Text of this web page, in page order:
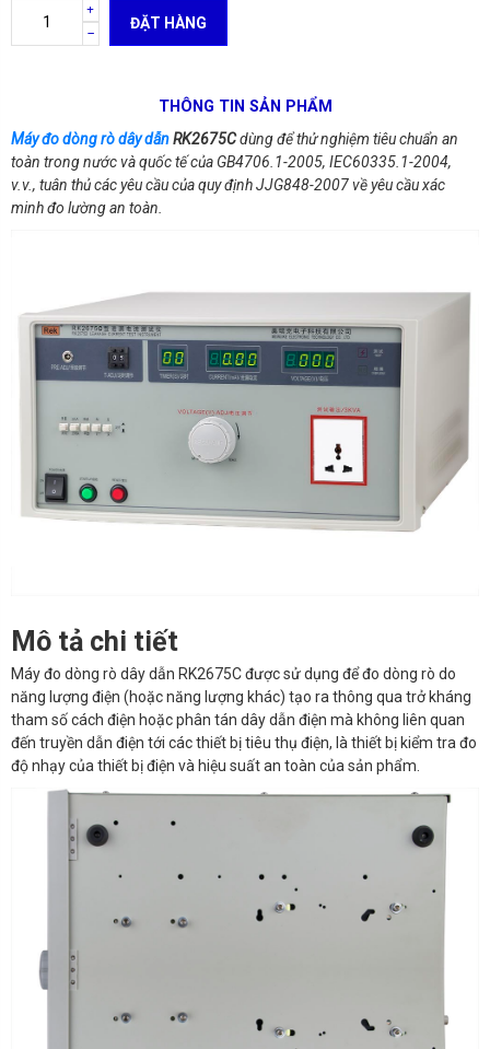
ĐẶT HÀNG
THÔNG TIN SẢN PHẨM
Máy đo dòng rò dây dẫnRK2675Cdùng để thử nghiệm tiêu chuẩn an
toàn trong nước và quốc tế của GB4706.1-2005, IEC60335.1-2004,
v.v., tuân thủ các yêu cầu của quy định JJG848-2007 về yêu cầu xác
minh đo lường an toàn.
Mô tả chi tiết
Máy đo dòng rò dây dẫn RK2675C được sử dụng để đo dòng rò do
năng lượng điện (hoặc năng lượng khác) tạo ra thông qua trở kháng
tham số cách điện hoặc phân tán dây dẫn điện mà không liên quan
đến truyền dẫn điện tới các thiết bị tiêu thụ điện, là thiết bị kiểm tra đo
độ nhạy của thiết bị điện và hiệu suất an toàn của sản phẩm.